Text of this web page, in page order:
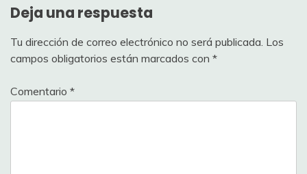
Deja una respuesta
Tu dirección de correo electrónico no será publicada. Los
campos obligatorios están marcados con *
Comentario *